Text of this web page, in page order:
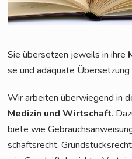
Sie über­set­zen jeweils in ihre
se und adäqua­te
Wir arbei­ten über­wie­gend in
Medi­zin und Wirt­schaft.
bie­te wie
schafts­recht,